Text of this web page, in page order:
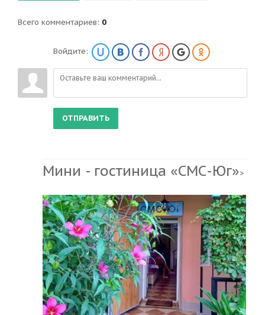
Всего комментариев: 0
Войдите:
ОТПРАВИТЬ
Мини - гостиница «СМС-Юг»>